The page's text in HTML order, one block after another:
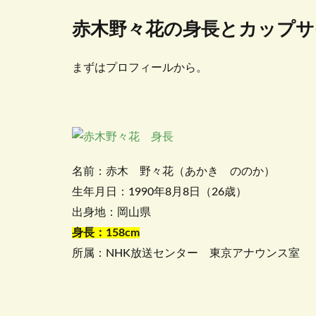
赤木野々花の身長とカップ
まずはプロフィールから。
名前：赤木 野々花（あかき ののか）
生年月日：1990年8月8日（26歳）
出身地：岡山県
身長：158cm
所属：NHK放送センター 東京アナウンス室